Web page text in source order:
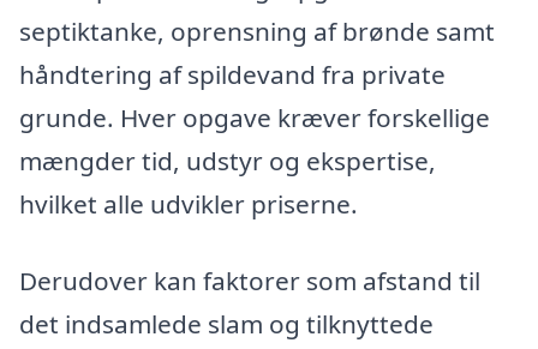
septiktanke, oprensning af brønde samt
håndtering af spildevand fra private
grunde. Hver opgave kræver forskellige
mængder tid, udstyr og ekspertise,
hvilket alle udvikler priserne.
Derudover kan faktorer som afstand til
det indsamlede slam og tilknyttede